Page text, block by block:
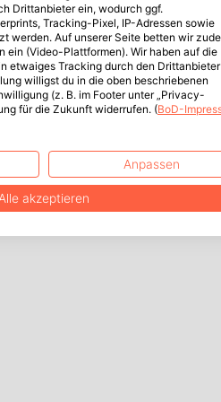
Drittanbieter ein, wodurch ggf.
Tracking-Pixel, IP-Adressen sowie
werden. Auf unserer Seite betten wir
ein (Video-Plattformen). Wir haben auf die
etwaiges Tracking durch den Drittanbieter
willigst du in die oben beschriebenen
(z. B. im Footer unter „Privacy-
für die Zukunft widerrufen. (BoD-
Anpassen
Alle akzeptieren